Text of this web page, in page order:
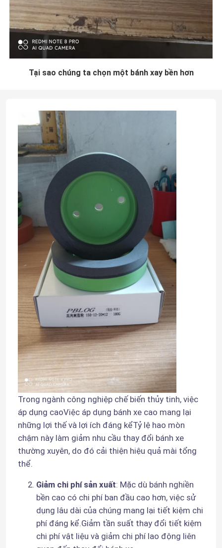
Tại sao chúng ta chọn một bánh xay bền hơn
Trong ngành công nghiệp chế biến thủy tinh, việc
áp dụng caoViệc áp dụng bánh xe cao mang lại
những lợi thế và lợi ích đáng kểTỷ lệ hao mòn
chậm này làm giảm nhu cầu thay đổi bánh xe
thường xuyên, do đó cải thiện hiệu quả mài tổng
thể.
Giảm chi phí sản xuất: Mặc dù bánh nghiền
bền cao có chi phí ban đầu cao hơn, việc sử
dụng lâu dài của chúng mang lại tiết kiệm chi
phí đáng kể.Giảm tần suất thay đổi tiết kiệm
chi phí vật liệu và giảm chi phí lao động liên